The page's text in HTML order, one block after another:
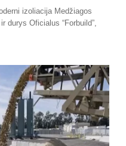
izoliacija Medžiagos
durys Oficialus “Forbuild”,